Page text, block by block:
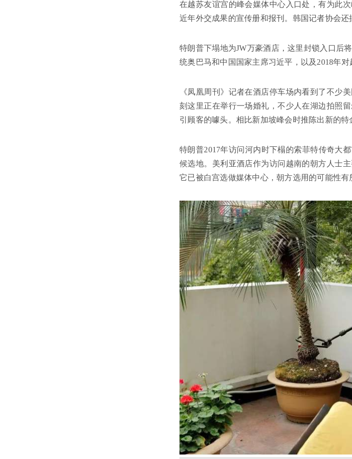
在越苏友谊宫的峰会媒体中心入口处，有为此
近年外交成果的宣传册和报刊。韩国记者协会还
特朗普下塌地为JW万豪酒店，这里封锁入口后
统奥巴马和中国国家主席习近平，以及2018年
《凤凰周刊》记者在酒店停车场内看到了不少
刻这里正在举行一场婚礼，不少人在湖边拍照
引顾客的噱头。相比新加坡峰会时推陈出新的
特朗普2017年访问河内时下榻的索菲特传奇大
候选地。美利亚酒店作为访问越南的朝方人士
它已被白宫选做媒体中心，朝方选用的可能性有